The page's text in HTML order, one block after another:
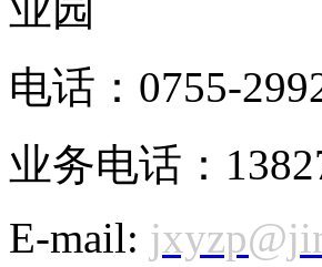
业园
电话：0755-
业务电话：
E-mail: